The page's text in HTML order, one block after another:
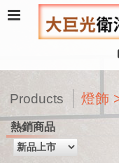
Products 燈飾
熱銷商品